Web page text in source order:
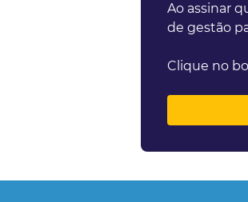
Ao assinar
de gestão
Clique no